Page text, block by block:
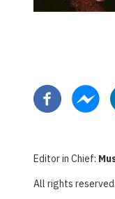
Editor in Chief:
All rights reserved.